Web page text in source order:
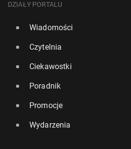
DZIAŁY PORTALU
Wiadomości
Czytelnia
Ciekawostki
Poradnik
Promocje
Wydarzenia